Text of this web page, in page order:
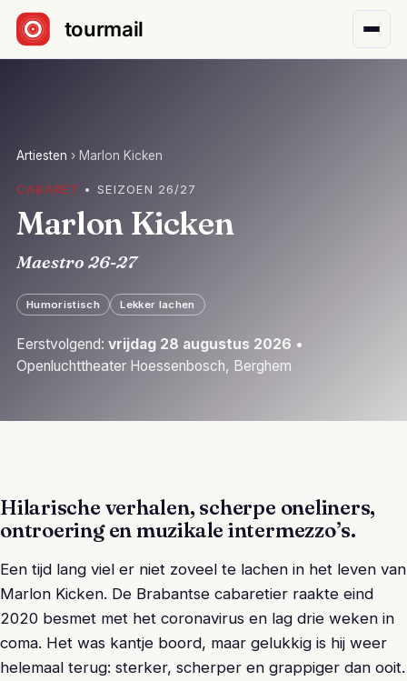
Sla navigatie over
Artiesten › Marlon Kicken
CABARET • SEIZOEN 26/27
Marlon Kicken
Maestro 26-27
Humoristisch Lekker lachen
Eerstvolgend: vrijdag 28 augustus 2026 •
Openluchttheater Hoessenbosch, Berghem
Hilarische verhalen, scherpe oneliners,
ontroering en muzikale intermezzo’s.
Een tijd lang viel er niet zoveel te lachen in het leven van
Marlon Kicken. De Brabantse cabaretier raakte eind
2020 besmet met het coronavirus en lag drie weken in
coma. Het was kantje boord, maar gelukkig is hij weer
helemaal terug: sterker, scherper en grappiger dan ooit.